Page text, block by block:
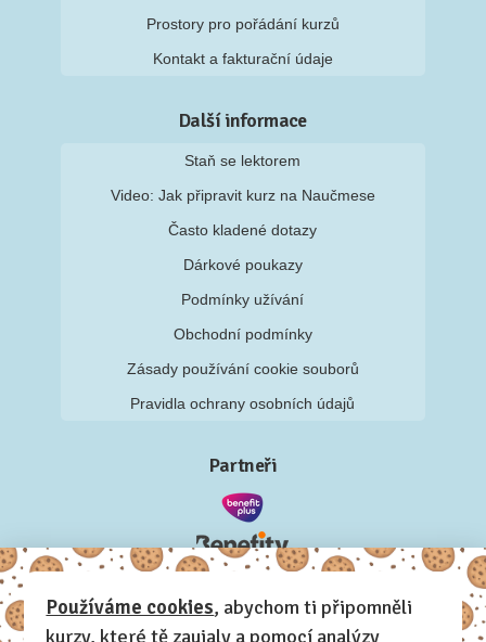
Prostory pro pořádání kurzů
Kontakt a fakturační údaje
Další informace
Staň se lektorem
Video: Jak připravit kurz na Naučmese
Často kladené dotazy
Dárkové poukazy
Podmínky užívání
Obchodní podmínky
Zásady používání cookie souborů
Pravidla ochrany osobních údajů
Partneři
Používáme cookies, abychom ti připomněli
kurzy, které tě zaujaly a pomocí analýzy